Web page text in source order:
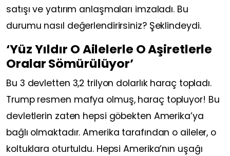
satışı ve yatırım anlaşmaları imzaladı. Bu
durumu nasıl değerlendirirsiniz? Şeklindeydi.
‘Yüz Yıldır O Ailelerle O Aşiretlerle
Oralar Sömürülüyor’
Bu 3 devletten 3,2 trilyon dolarlık haraç topladı.
Trump resmen mafya olmuş, haraç topluyor! Bu
devletlerin zaten hepsi göbekten Amerika’ya
bağlı olmaktadır. Amerika tarafından o aileler, o
koltuklara oturtuldu. Hepsi Amerika’nın uşağı